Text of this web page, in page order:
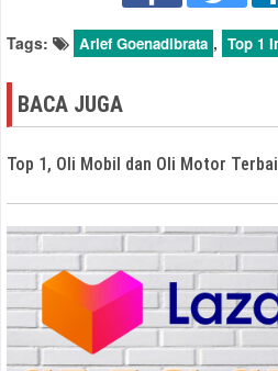
Tags: Arief Goenadibrata , Top 1
BACA JUGA
Top 1, Oli Mobil dan Oli Motor